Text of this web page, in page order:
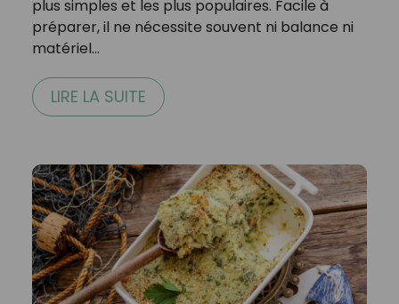
plus simples et les plus populaires. Facile à
préparer, il ne nécessite souvent ni balance ni
matériel…
LIRE LA SUITE